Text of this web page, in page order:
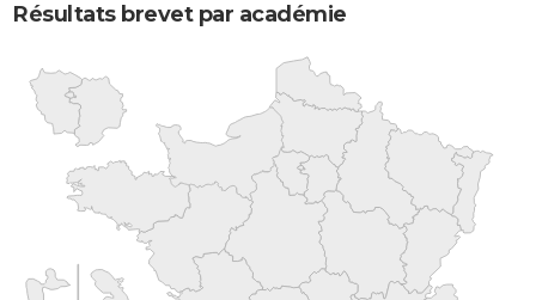
Résultats brevet par académie